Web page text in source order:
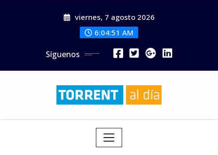
viernes, 7 agosto 2026
6:04:53 AM
Síguenos